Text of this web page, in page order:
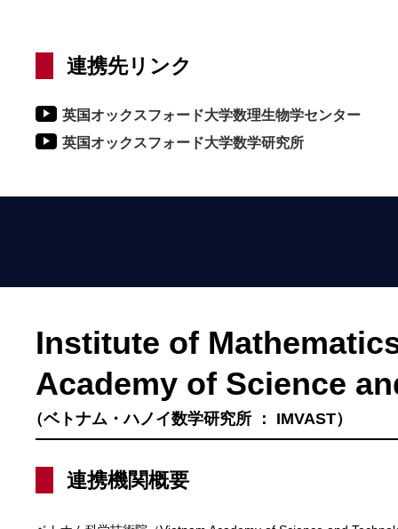
連携先リンク
英国オックスフォード大学数理生物学センター
英国オックスフォード大学数学研究所
Institute of
Academy of Science
（ベトナム・ハノイ数学研究所 ： IMVAST）
連携機関概要